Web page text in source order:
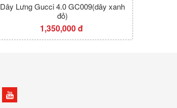
Dây Lưng Gucci 4.0 GC009(dây xanh
đỏ)
1,350,000 đ